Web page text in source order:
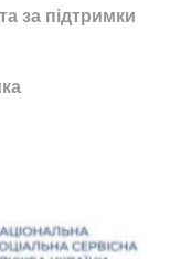
за підтримки